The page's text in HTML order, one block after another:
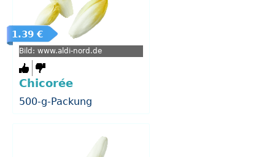
1.39 €
Bild: www.aldi-nord.de
Chicorée
500-g-Packung